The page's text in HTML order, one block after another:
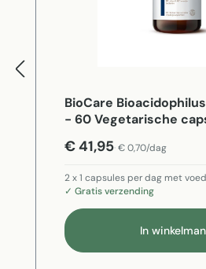
BioCare
- 60 Vegetarische
€ 41,95 € 0,70/dag
2 x 1 capsules per dag met
✓ Gratis verzending
In